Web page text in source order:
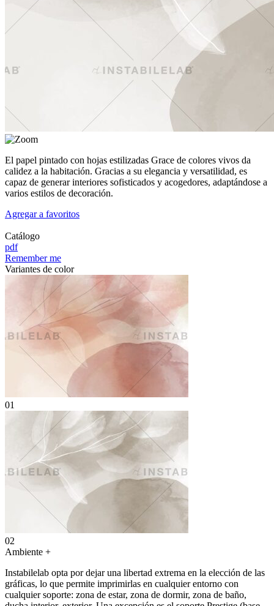
El papel pintado con hojas estilizadas Grace de colores vivos da
calidez a la habitación. Gracias a su elegancia y versatilidad, es
capaz de generar interiores sofisticados y acogedores, adaptándose a
varios estilos de decoración.
Agregar a favoritos
Catálogo
pdf
Remember me
Variantes de color
01
02
Ambiente +
Instabilelab opta por dejar una libertad extrema en la elección de las
gráficas, lo que permite imprimirlas en cualquier entorno con
cualquier soporte: zona de estar, zona de dormir, zona de baño,